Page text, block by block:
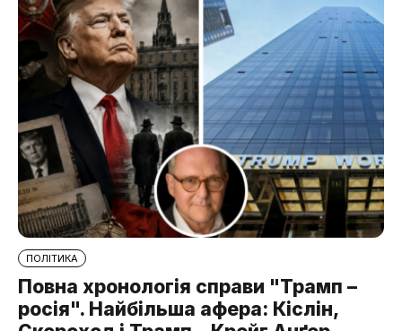
ПОЛІТИКА
Повна хронологія справи "Трамп –
росія". Найбільша афера: Кіслін,